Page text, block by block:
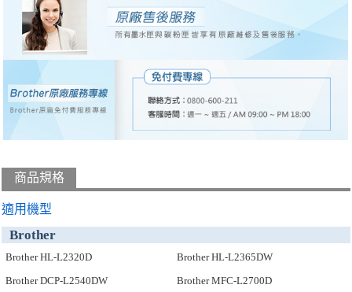
商品規格
適用機型
Brother
Brother HL-L2320D
Brother HL-L2365DW
Brother DCP-L2540DW
Brother MFC-L2700D